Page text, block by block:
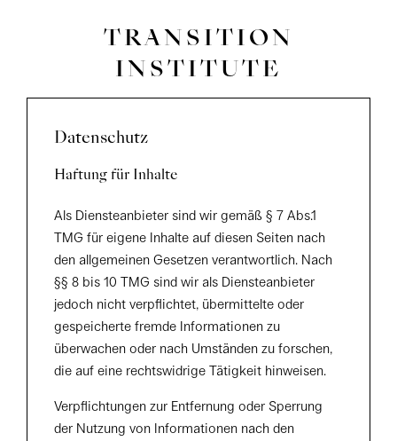
TRANSITION
INSTITUTE
Datenschutz
Haftung für Inhalte
Als Diensteanbieter sind wir gemäß § 7 Abs.1
TMG für eigene Inhalte auf diesen Seiten nach
den allgemeinen Gesetzen verantwortlich. Nach
§§ 8 bis 10 TMG sind wir als Diensteanbieter
jedoch nicht verpflichtet, übermittelte oder
gespeicherte fremde Informationen zu
überwachen oder nach Umständen zu forschen,
die auf eine rechtswidrige Tätigkeit hinweisen.
Verpflichtungen zur Entfernung oder Sperrung
der Nutzung von Informationen nach den